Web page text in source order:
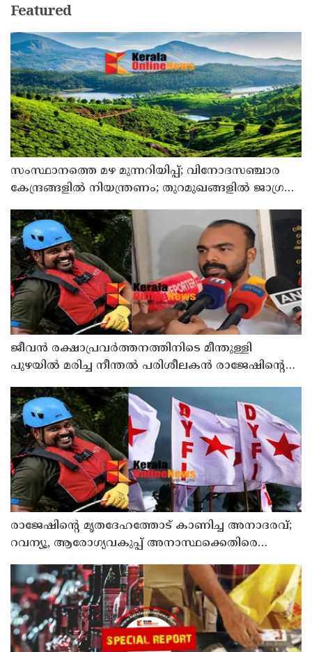
Featured
സംസ്ഥാനത്തെ മഴ മുന്നറിയിപ്പ്; വിനോദസഞ്ചാര
കേന്ദ്രങ്ങളില്‍ നിയന്ത്രണം; തുറമുഖങ്ങളില്‍ ജാഗ്രതാ
ജീവൻ രക്ഷാപ്രവർത്തനത്തിനിടെ മീന്തുള്ളി
പുഴയിൽ മരിച്ച നീന്തൽ പരിശീലകൻ രാജേഷിൻ്റെ
നടപടിയെന്ന് കളക്ടർ
രാജേഷിന്റെ മൃതദേഹത്തോട് കാണിച്ച അനാദരവ്;
റവന്യൂ, ആരോഗ്യവകുപ്പ് അനാസ്ഥക്കെതിരെ
ശക്തമായ പ്രതിഷേധത്തിലേക്ക്